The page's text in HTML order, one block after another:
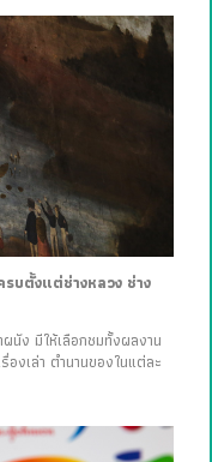
บตั้งแต่ช่างหลวง ช่าง
นัง มีให้เลือกชมทั้งผลงาน
งเล่า ตำนานของในแต่ละ